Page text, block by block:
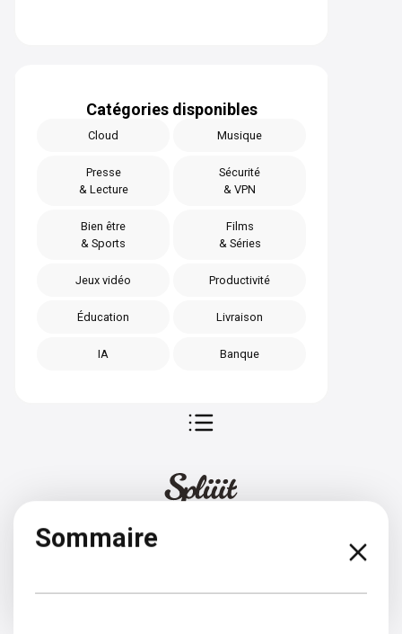
Catégories disponibles
Cloud Musique
Presse
& Lecture
Sécurité
& VPN
Bien être
& Sports
Films
& Séries
Jeux vidéo Productivité
Éducation Livraison
IA Banque
Sommaire